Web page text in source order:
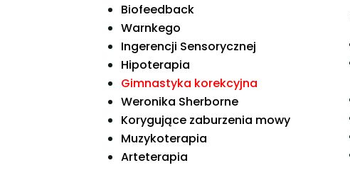
Biofeedback
Warnkego
Ingerencji Sensorycznej
Hipoterapia
Gimnastyka korekcyjna
Weronika Sherborne
Korygujące zaburzenia mowy
Muzykoterapia
Arteterapia